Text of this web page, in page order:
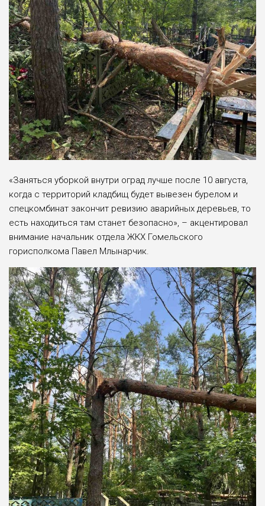
«Заняться уборкой внутри оград лучше после 10 августа,
когда с территорий кладбищ будет вывезен бурелом и
спецкомбинат закончит ревизию аварийных деревьев, то
есть находиться там станет безопасно», – акцентировал
внимание начальник отдела ЖКХ Гомельского
горисполкома Павел Млынарчик.